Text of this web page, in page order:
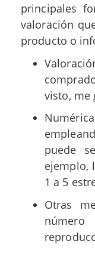
principales
valoración
producto o
visto, me
puede
ejemplo,
1 a 5
Otras